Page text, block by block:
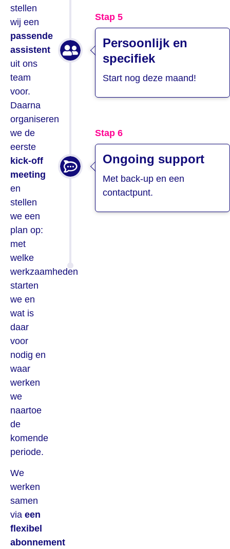
Stap 5
Persoonlijk en
specifiek
Start nog deze maand!
Stap 6
Ongoing support
Met back-up en een
contactpunt.
stellen
wij een
passende
assistent
uit ons
team
voor.
Daarna
organiseren
we de
eerste
kick-off
meeting
en
stellen
we een
plan op:
met
welke
werkzaamheden
starten
we en
wat is
daar
voor
nodig en
waar
werken
we
naartoe
de
komende
periode.
We
werken
samen
via een
flexibel
abonnement